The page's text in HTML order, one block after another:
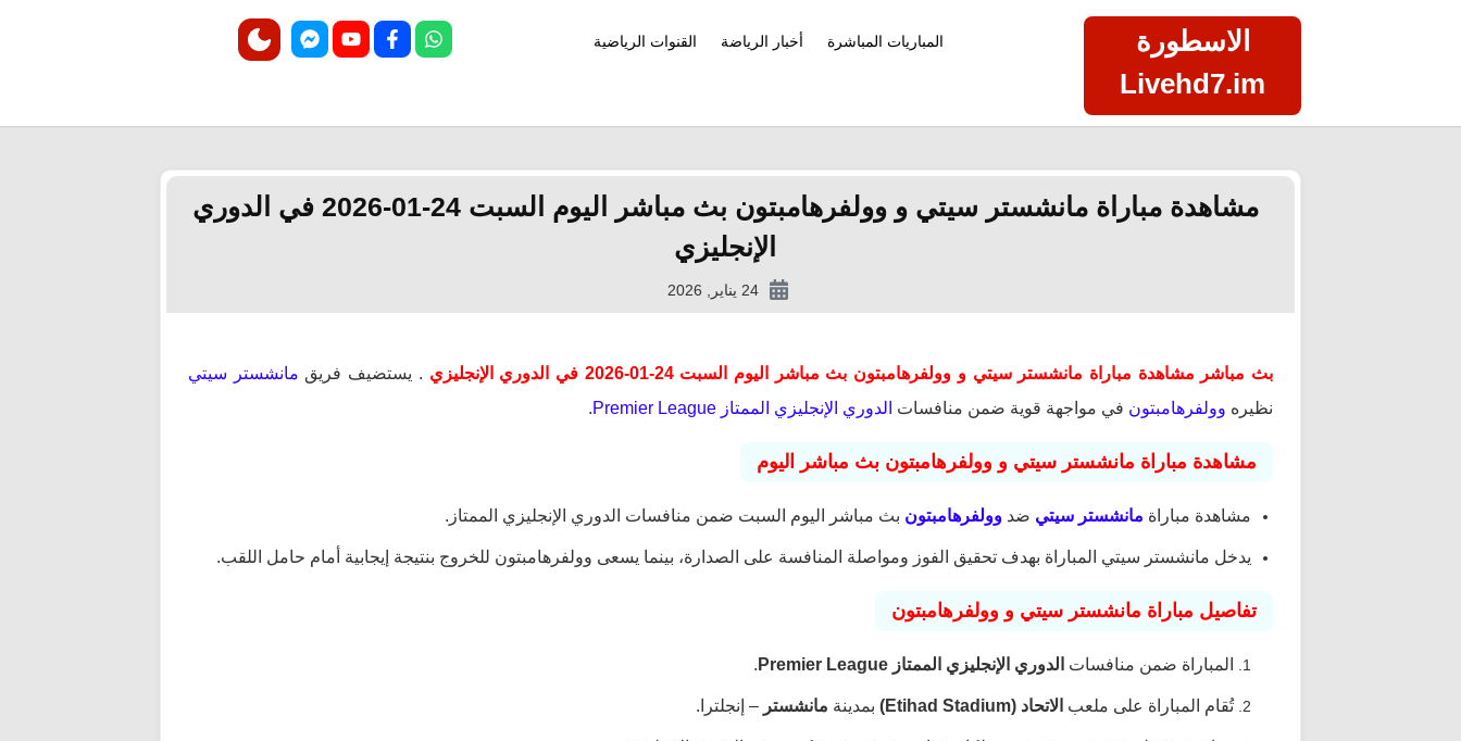
الاسطورة
Livehd7.im
المباريات المباشرة أخبار الرياضة القنوات الرياضية
مشاهدة مباراة مانشستر سيتي و وولفرهامبتون بث مباشر اليوم السبت 24-01-2026 في الدوري
الإنجليزي
24 يناير, 2026
بث مباشر مشاهدة مباراة مانشستر سيتي و وولفرهامبتون بث مباشر اليوم السبت 24-01-2026 في الدوري الإنجليزي . يستضيف فريق مانشستر سيتي
نظيره وولفرهامبتون في مواجهة قوية ضمن منافسات الدوري الإنجليزي الممتاز Premier League .
مشاهدة مباراة مانشستر سيتي و وولفرهامبتون بث مباشر اليوم
مشاهدة مباراة مانشستر سيتي ضد وولفرهامبتون بث مباشر اليوم السبت ضمن منافسات الدوري الإنجليزي الممتاز.
يدخل مانشستر سيتي المباراة بهدف تحقيق الفوز ومواصلة المنافسة على الصدارة، بينما يسعى وولفرهامبتون للخروج بنتيجة إيجابية أمام حامل اللقب.
تفاصيل مباراة مانشستر سيتي و وولفرهامبتون
المباراة ضمن منافسات الدوري الإنجليزي الممتاز Premier League .
تُقام المباراة على ملعب الاتحاد (Etihad Stadium) بمدينة مانشستر – إنجلترا.